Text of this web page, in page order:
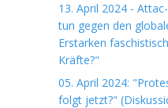
13. April 2024 -
tun gegen den
Erstarken
Kräfte?"
05. April 2024:
folgt jetzt?"